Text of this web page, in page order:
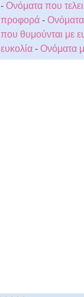
- Ονόματα που
προφορά-
που θυμούνται με
ευκολία- Ονόματα